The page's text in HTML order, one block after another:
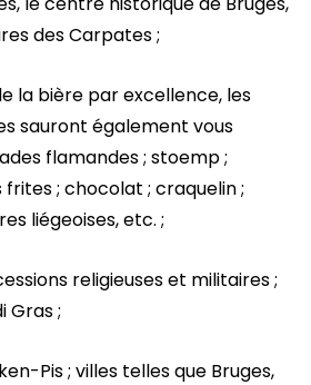
des Carpates ;
la bière par excellence, les
sauront également vous
flamandes ; stoemp ;
frites ; chocolat ; craquelin ;
liégeoises, etc. ;
religieuses et militaires ;
Gras ;
Pis ; villes telles que Bruges,